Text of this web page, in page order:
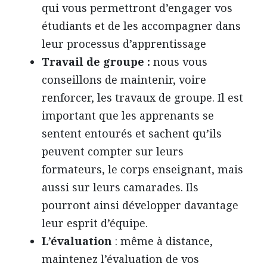
qui vous permettront d’engager vos
étudiants et de les accompagner dans
leur processus d’apprentissage
Travail de groupe : nous vous
conseillons de maintenir, voire
renforcer, les travaux de groupe. Il est
important que les apprenants se
sentent entourés et sachent qu’ils
peuvent compter sur leurs
formateurs, le corps enseignant, mais
aussi sur leurs camarades. Ils
pourront ainsi développer davantage
leur esprit d’équipe.
L’évaluation : même à distance,
maintenez l’évaluation de vos